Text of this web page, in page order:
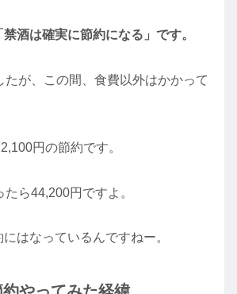
酒は確実に節約になる」です。
たが、この間、食費以外はかかって
円の節約です。
ら44,200円ですよ。
はなっているんですねー。